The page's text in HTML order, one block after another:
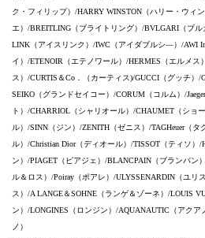
ク・フィリップ）/HARRY WINSTON（ハリー・ウィ
エ）/BREITLING（ブライトリング）/BVLGARI（ブ
LINK（アイスリンク）/IWC（アイダブルシ―）/AWI
イ）/ETENOIR（エテノワール）/HERMES（エルメス
ス）/CURTIS＆Co．（カーティス)/GUCCI（グッチ）
SEIKO（グランドセイコー）/CORUM（コルム）/
ト）/CHARRIOL（シャリオール）/CHAUMET（ショ
ル）/SINN（ジン）/ZENITH（ゼニス）/TAGHeuer（
ル）/Christian Dior（ディオール）/TISSOT（ティソ）/
ン）/PIAGET（ピアジェ）/BLANCPAIN（ブランパン
ル＆ロス）/Poiray（ポアレ）/ULYSSENARDIN（ユリ
ス）/A LANGE＆SOHNE（ランゲ＆ゾーネ）/LOUIS
ン）/LONGINES（ロンジン）/AQUANAUTIC（アクア
ノ）